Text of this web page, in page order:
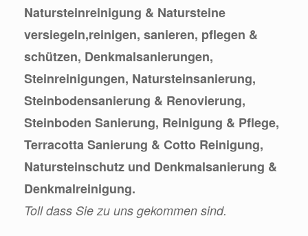
Natursteinreinigung & Natursteine
versiegeln,reinigen, sanieren, pflegen &
schützen, Denkmalsanierungen,
Steinreinigungen, Natursteinsanierung,
Steinbodensanierung & Renovierung,
Steinboden Sanierung, Reinigung & Pflege,
Terracotta Sanierung & Cotto Reinigung,
Natursteinschutz und Denkmalsanierung &
Denkmalreinigung.
Toll dass Sie zu uns gekommen sind.